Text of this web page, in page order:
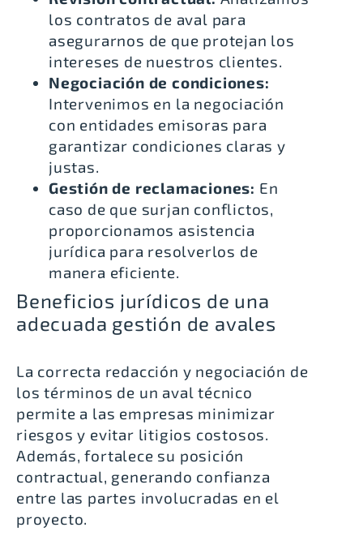
los contratos de aval para
asegurarnos de que protejan los
intereses de nuestros clientes.
Negociación de condiciones:
Intervenimos en la negociación
con entidades emisoras para
garantizar condiciones claras y
justas.
Gestión de reclamaciones: En
caso de que surjan conflictos,
proporcionamos asistencia
jurídica para resolverlos de
manera eficiente.
Beneficios jurídicos de una
adecuada gestión de avales
La correcta redacción y negociación de
los términos de un aval técnico
permite a las empresas minimizar
riesgos y evitar litigios costosos.
Además, fortalece su posición
contractual, generando confianza
entre las partes involucradas en el
proyecto.